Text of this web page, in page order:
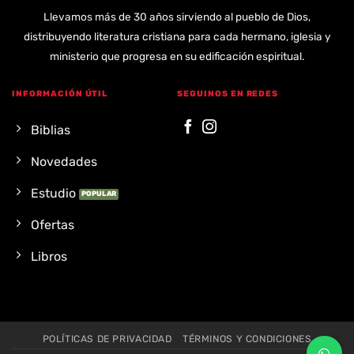
Llevamos más de 30 años sirviendo al pueblo de Dios,
distribuyendo literatura cristiana para cada hermano, iglesia y
ministerio que progresa en su edificación espiritual.
INFORMACIÓN ÚTIL
Biblias
Novedades
Estudio
Ofertas
Libros
SEGUINOS EN REDES
POLÍTICAS DE PRIVACIDAD TÉRMINOS Y CONDICIONES